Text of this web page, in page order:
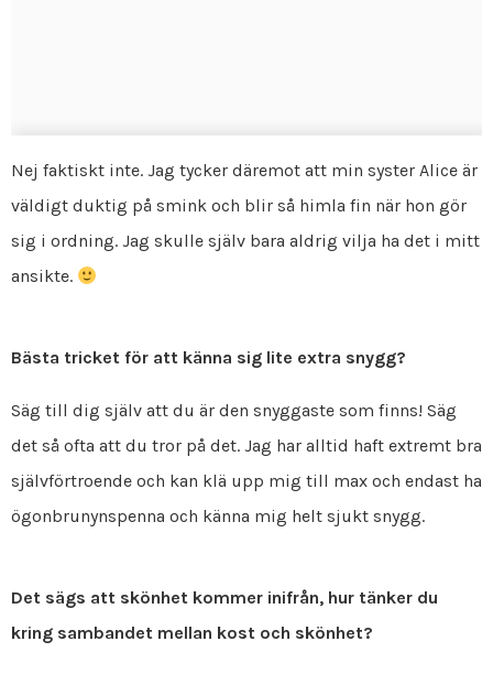
Nej faktiskt inte. Jag tycker däremot att min syster Alice är
väldigt duktig på smink och blir så himla fin när hon gör
sig i ordning. Jag skulle själv bara aldrig vilja ha det i mitt
ansikte.
Bästa tricket för att känna sig lite extra snygg?
Säg till dig själv att du är den snyggaste som finns! Säg
det så ofta att du tror på det. Jag har alltid haft extremt bra
självförtroende och kan klä upp mig till max och endast ha
ögonbrunynspenna och känna mig helt sjukt snygg.
Det sägs att skönhet kommer inifrån, hur tänker du
kring sambandet mellan kost och skönhet?